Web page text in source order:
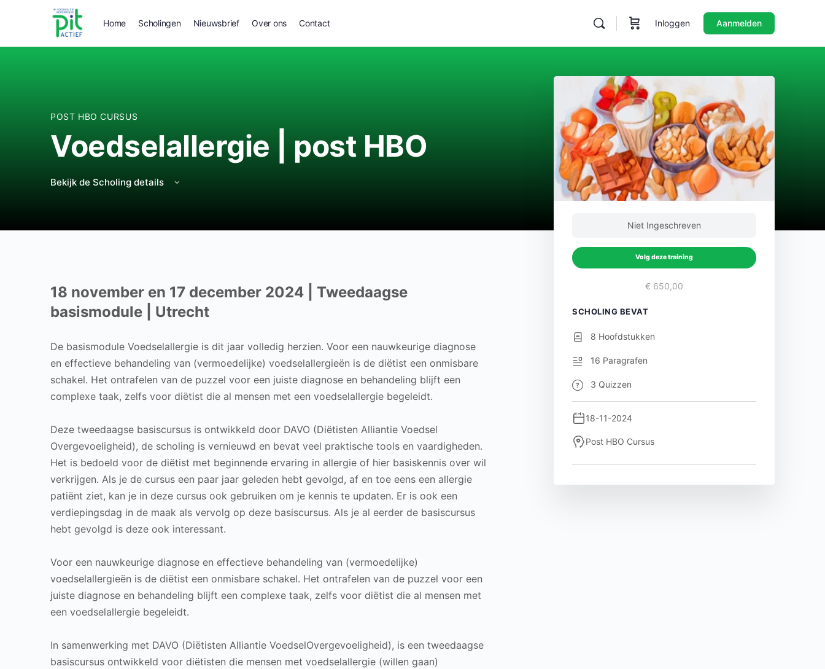
Home Scholingen Nieuwsbrief Over ons Contact Inloggen Aanmelden
POST HBO CURSUS
Voedselallergie | post HBO
Bekijk de Scholing details
18 november en 17 december 2024 | Tweedaagse
basismodule | Utrecht
De basismodule Voedselallergie is dit jaar volledig herzien. Voor een nauwkeurige diagnose
en effectieve behandeling van (vermoedelijke) voedselallergieën is de diëtist een onmisbare
schakel. Het ontrafelen van de puzzel voor een juiste diagnose en behandeling blijft een
complexe taak, zelfs voor diëtist die al mensen met een voedselallergie begeleidt.
Deze tweedaagse basiscursus is ontwikkeld door DAVO (Diëtisten Alliantie Voedsel
Overgevoeligheid), de scholing is vernieuwd en bevat veel praktische tools en vaardigheden.
Het is bedoeld voor de diëtist met beginnende ervaring in allergie of hier basiskennis over wil
verkrijgen. Als je de cursus een paar jaar geleden hebt gevolgd, af en toe eens een allergie
patiënt ziet, kan je in deze cursus ook gebruiken om je kennis te updaten. Er is ook een
verdiepingsdag in de maak als vervolg op deze basiscursus. Als je al eerder de basiscursus
hebt gevolgd is deze ook interessant.
Voor een nauwkeurige diagnose en effectieve behandeling van (vermoedelijke)
voedselallergieën is de diëtist een onmisbare schakel. Het ontrafelen van de puzzel voor een
juiste diagnose en behandeling blijft een complexe taak, zelfs voor diëtist die al mensen met
een voedselallergie begeleidt.
In samenwerking met DAVO (Diëtisten Alliantie VoedselOvergevoeligheid), is een tweedaagse
basiscursus ontwikkeld voor diëtisten die mensen met voedselallergie (willen gaan)
Niet Ingeschreven
Volg deze training
€ 650,00
SCHOLING BEVAT
8 Hoofdstukken
16 Paragrafen
3 Quizzen
18-11-2024
Post HBO Cursus